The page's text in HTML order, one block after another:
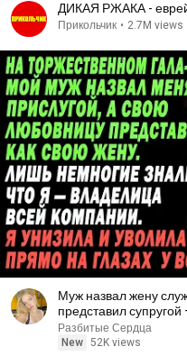
ДИКАЯ РЖАКА -
Прикольчик • 2.7M views
Муж назвал жену
представил
Разбитые Сердца
New 52K views